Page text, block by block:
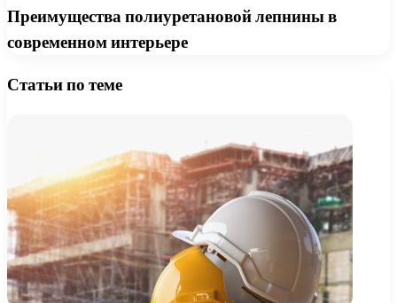
Преимущества полиуретановой лепнины в
современном интерьере
Статьи по теме